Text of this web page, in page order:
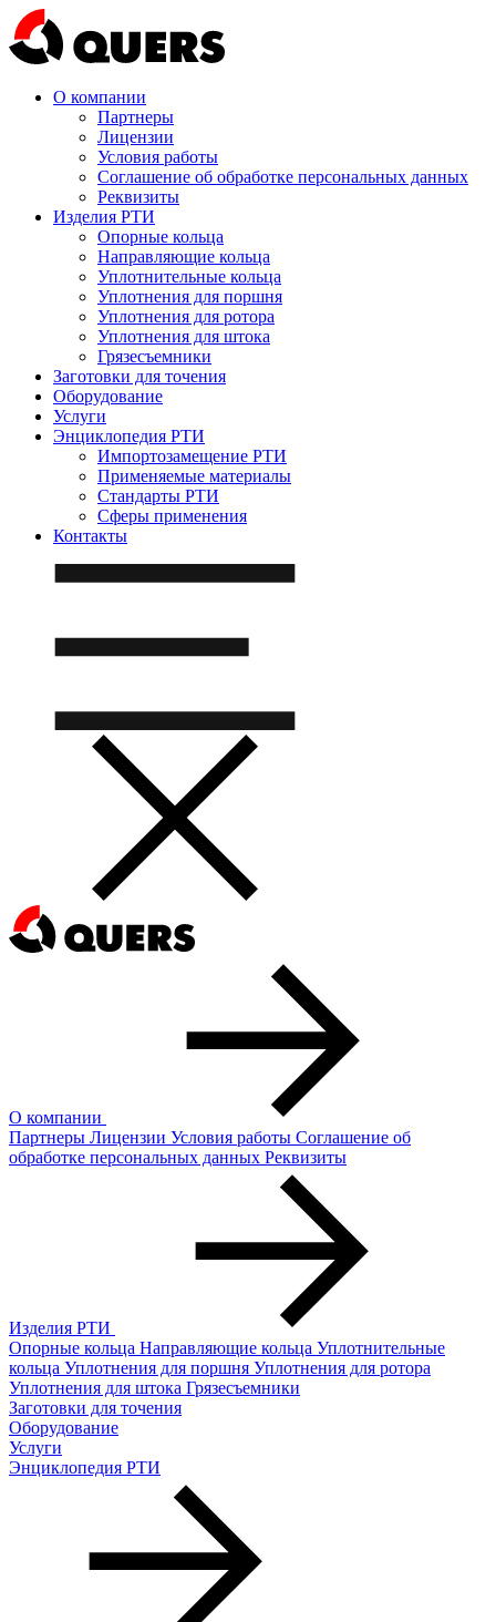
О компании
Партнеры
Лицензии
Условия работы
Соглашение об обработке персональных данных
Реквизиты
Изделия РТИ
Опорные кольца
Направляющие кольца
Уплотнительные кольца
Уплотнения для поршня
Уплотнения для ротора
Уплотнения для штока
Грязесъемники
Заготовки для точения
Оборудование
Услуги
Энциклопедия РТИ
Импортозамещение РТИ
Применяемые материалы
Стандарты РТИ
Сферы применения
Контакты
О компании
Партнеры Лицензии Условия работы Соглашение об
обработке персональных данных Реквизиты
Изделия РТИ
Опорные кольца Направляющие кольца Уплотнительные
кольца Уплотнения для поршня Уплотнения для ротора
Уплотнения для штока Грязесъемники
Заготовки для точения
Оборудование
Услуги
Энциклопедия РТИ